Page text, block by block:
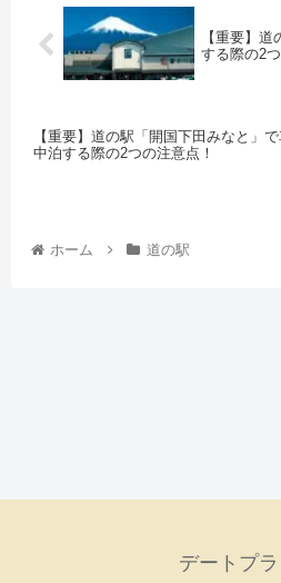
【重要】
する際の2
【重要】道の駅「開国下田みなと」
中泊する際の2つの注意点！
ホーム 道の駅
デートプ